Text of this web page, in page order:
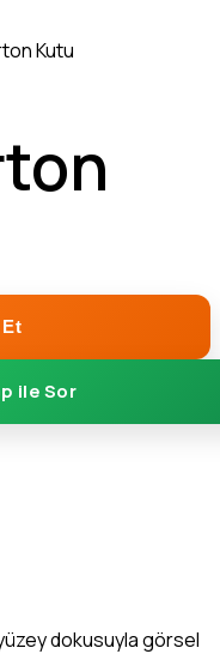
Kutu
Et
ile Sor
dokusuyla görsel